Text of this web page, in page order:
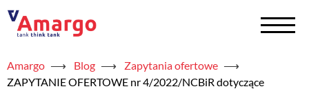
Zbiorniki na chemię
Amargo ⟶ Blog ⟶ Zapytania ofertowe ⟶
ZAPYTANIE OFERTOWE nr 4/2022/NCBiR dotyczące